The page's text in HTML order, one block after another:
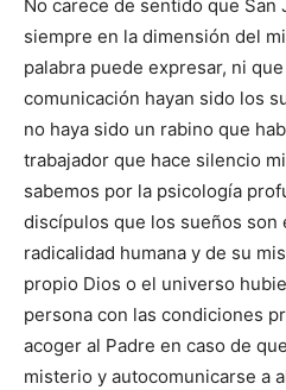
No carece de sentido que San
siempre en la dimensión del
palabra puede expresar, ni
comunicación hayan sido los
no haya sido un rabino que
trabajador que hace silencio
sabemos por la psicología
discípulos que los sueños son
radicalidad humana y de su
propio Dios o el universo
persona con las condiciones
acoger al Padre en caso de
misterio y autocomunicarse a